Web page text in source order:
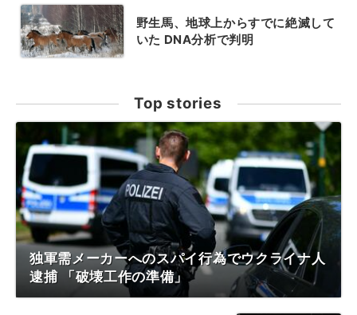
野生馬、地球上からすでに絶滅して
いた DNA分析で判明
Top stories
独軍需メーカーへのスパイ行為でウクライナ人
逮捕 「破壊工作の準備」